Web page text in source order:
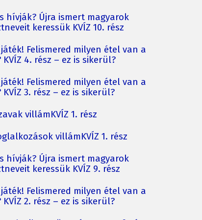
hívják? Újra ismert magyarok
keressük KVÍZ 10. rész
Felismered milyen étel van a
4. rész – ez is sikerül?
Felismered milyen étel van a
3. rész – ez is sikerül?
villámKVÍZ 1. rész
villámKVÍZ 1. rész
hívják? Újra ismert magyarok
keressük KVÍZ 9. rész
Felismered milyen étel van a
2. rész – ez is sikerül?